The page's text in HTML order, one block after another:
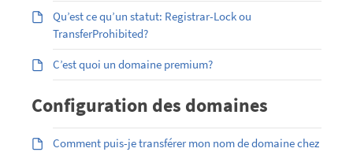
Qu’est ce qu’un statut: Registrar-Lock ou
TransferProhibited?
C’est quoi un domaine premium?
Configuration des domaines
Comment puis-je transférer mon nom de domaine chez